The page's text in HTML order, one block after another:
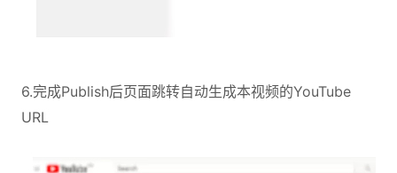
6.完成Publish后页面跳转自动生成本视频的YouTube
URL